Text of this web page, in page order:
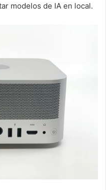
modelos de IA en local.